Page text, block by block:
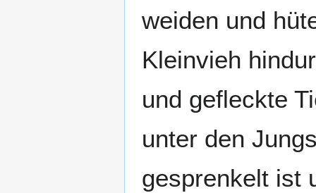
weiden und
Kleinvieh
und gefleckte
unter den
gesprenkelt ist